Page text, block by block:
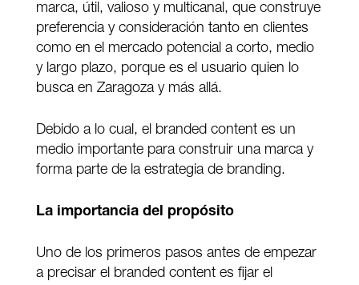
marca, útil, valioso y multicanal, que construye
preferencia y consideración tanto en clientes
como en el mercado potencial a corto, medio
y largo plazo, porque es el usuario quien lo
busca en Zaragoza y más allá.
Debido a lo cual, el branded content es un
medio importante para construir una marca y
forma parte de la estrategia de branding.
La importancia del propósito
Uno de los primeros pasos antes de empezar
a precisar el branded content es fijar el